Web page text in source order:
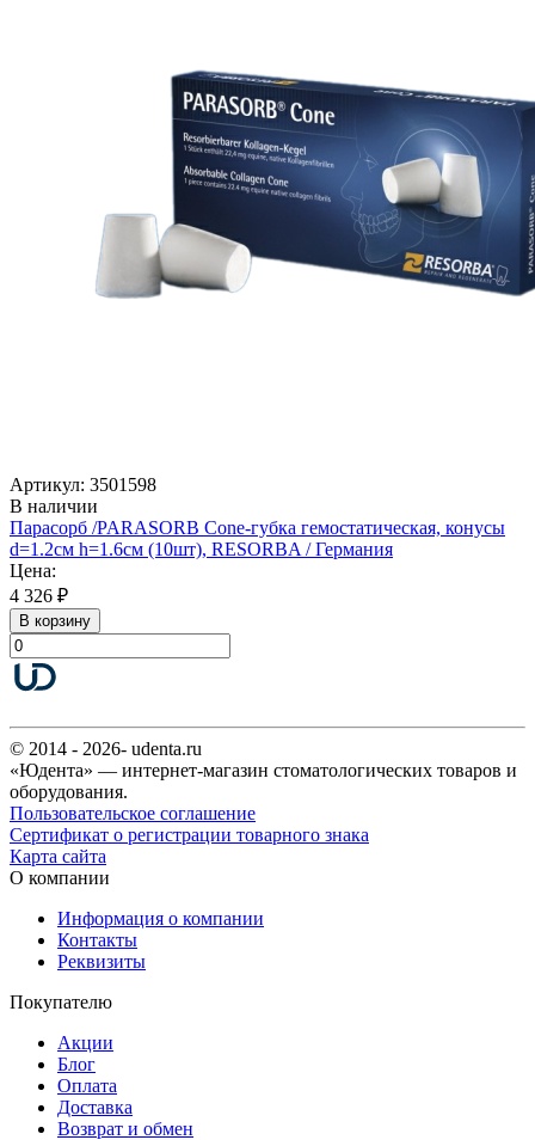
Артикул: 3501598
В наличии
Парасорб /PARASORB Cone-губка гемостатическая, конусы
d=1.2см h=1.6см (10шт), RESORBA / Германия
Цена:
4 326 ₽
В корзину
© 2014 - 2026- udenta.ru
«Юдента» — интернет-магазин стоматологических товаров и
оборудования.
Пользовательское соглашение
Сертификат о регистрации товарного знака
Карта сайта
О компании
Информация о компании
Контакты
Реквизиты
Покупателю
Акции
Блог
Оплата
Доставка
Возврат и обмен